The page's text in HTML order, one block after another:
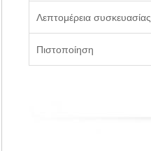
Λεπτομέρεια συσκευασίας
Πιστοποίηση